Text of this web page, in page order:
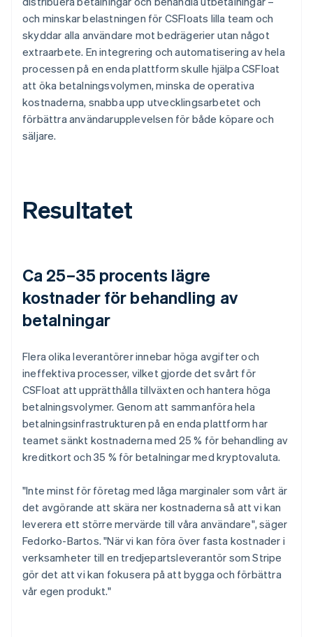
och minskar belastningen för CSFloats lilla team och
skyddar alla användare mot bedrägerier utan något
extraarbete. En integrering och automatisering av hela
processen på en enda plattform skulle hjälpa CSFloat
att öka betalningsvolymen, minska de operativa
kostnaderna, snabba upp utvecklingsarbetet och
förbättra användarupplevelsen för både köpare och
säljare.
Resultatet
Ca 25–35 procents lägre
kostnader för behandling av
betalningar
Flera olika leverantörer innebar höga avgifter och
ineffektiva processer, vilket gjorde det svårt för
CSFloat att upprätthålla tillväxten och hantera höga
betalningsvolymer. Genom att sammanföra hela
betalningsinfrastrukturen på en enda plattform har
teamet sänkt kostnaderna med 25 % för behandling av
kreditkort och 35 % för betalningar med kryptovaluta.
"Inte minst för företag med låga marginaler som vårt är
det avgörande att skära ner kostnaderna så att vi kan
leverera ett större mervärde till våra användare", säger
Fedorko-Bartos. "När vi kan föra över fasta kostnader i
verksamheter till en tredjepartsleverantör som Stripe
gör det att vi kan fokusera på att bygga och förbättra
vår egen produkt."